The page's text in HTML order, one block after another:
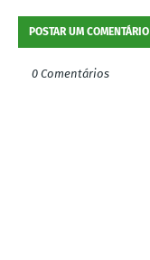
POSTAR UM COMENTÁRIO
0 Comentários